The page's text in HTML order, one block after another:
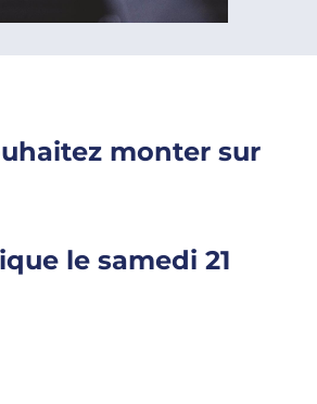
monter sur
le samedi 21